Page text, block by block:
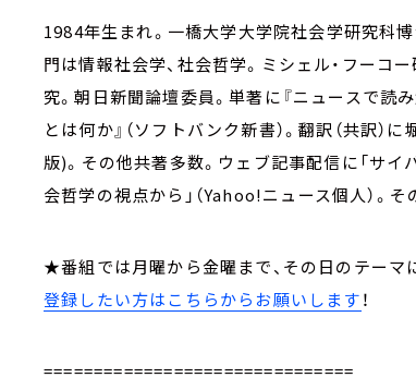
1984年生まれ。一橋大学大学院社会学研究科
門は情報社会学、社会哲学。ミシェル・フーコ
究。朝日新聞論壇委員。単著に『ニュースで読
とは何か』（ソフトバンク新書）。翻訳（共訳
版)。その他共著多数。ウェブ記事配信に「サイ
会哲学の視点から」（Yahoo!ニュース個人）。
★番組では月曜から金曜まで、その日のテー
登録したい方はこちらからお願いします！
===============================